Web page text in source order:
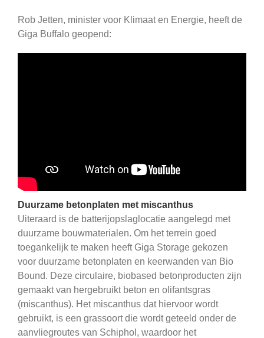
Rob Jetten, minister voor Klimaat en Energie, heeft de
Giga Buffalo geopend:
Duurzame betonplaten met miscanthus
Uiteraard is de batterijopslaglocatie aangelegd met
duurzame bouwmaterialen. Om het terrein goed
toegankelijk te maken heeft Giga Storage gekozen
voor duurzame betonplaten en keerwanden van Bio
Bound. Deze circulaire, biobased betonproducten zijn
gemaakt van hergebruikt beton en olifantsgras
(miscanthus). Het miscanthus dat hiervoor wordt
gebruikt, is een grassoort die wordt geteeld onder de
aanvliegroutes van Schiphol, waardoor het